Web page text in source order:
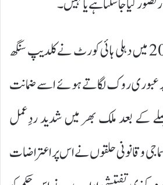
یاد رہے کہ دسمبر 2025 میں دہلی ہائی کورٹ نے کلدیپ سنگھ
پر عبوری روک لگاتے ہوئے اسے ضمانت
کے بعد ملک بھر میں شدید ردِعمل
و قانونی حلقوں نے اس پر اعتراضات